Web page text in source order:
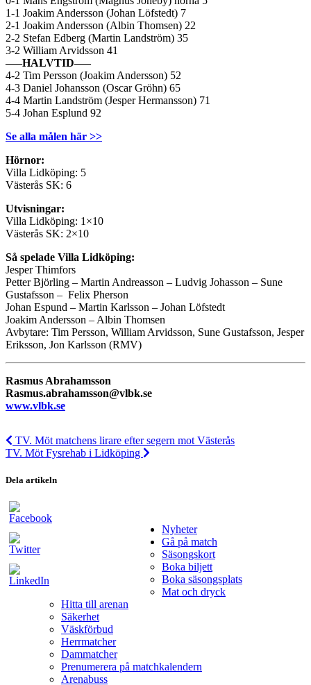
1-1 Joakim Andersson (Johan Löfstedt) 7
2-1 Joakim Andersson (Albin Thomsen) 22
2-2 Stefan Edberg (Martin Landström) 35
3-2 William Arvidsson 41
—–HALVTID—–
4-2 Tim Persson (Joakim Andersson) 52
4-3 Daniel Johansson (Oscar Gröhn) 65
4-4 Martin Landström (Jesper Hermansson) 71
5-4 Johan Esplund 92
Se alla målen här >>
Hörnor:
Villa Lidköping: 5
Västerås SK: 6
Utvisningar:
Villa Lidköping: 1×10
Västerås SK: 2×10
Så spelade Villa Lidköping:
Jesper Thimfors
Petter Björling – Martin Andreasson – Ludvig Johasson – Sune
Gustafsson – Felix Pherson
Johan Espund – Martin Karlsson – Johan Löfstedt
Joakim Andersson – Albin Thomsen
Avbytare: Tim Persson, William Arvidsson, Sune Gustafsson, Jesper
Eriksson, Jon Karlsson (RMV)
Rasmus Abrahamsson
Rasmus.abrahamsson@vlbk.se
www.vlbk.se
TV. Möt matchens lirare efter segern mot Västerås
TV. Möt Fysrehab i Lidköping
Dela artikeln
Nyheter
Gå på match
Säsongskort
Boka biljett
Boka säsongsplats
Mat och dryck
Hitta till arenan
Säkerhet
Väskförbud
Herrmatcher
Dammatcher
Prenumerera på matchkalendern
Arenabuss